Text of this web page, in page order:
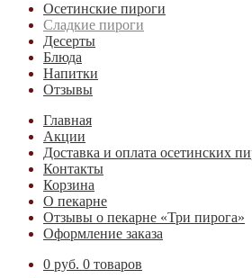
Осетинские пироги
Cладкие пироги
Десерты
Блюда
Напитки
Отзывы
Главная
Акции
Доставка и оплата осетинских
Контакты
Корзина
О пекарне
Отзывы о пекарне «Три пирога»
Оформление заказа
0 руб. 0 товаров